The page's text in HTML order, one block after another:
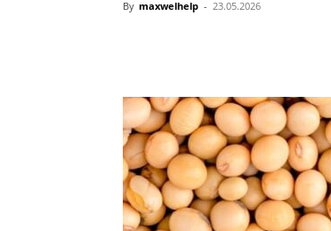
By maxwelhelp - 23.05.2026